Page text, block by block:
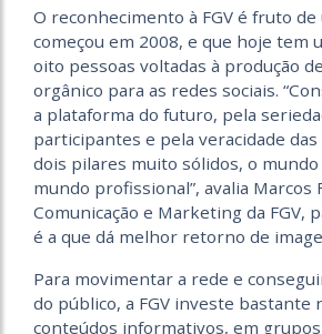
O reconhecimento à FGV é fruto de
começou em 2008, e que hoje tem
oito pessoas voltadas à produção
orgânico para as redes sociais.
a plataforma do futuro, pela
participantes e pela veracidade
dois pilares muito sólidos, o mundo
mundo profissional”, avalia Marcos
Comunicação e Marketing da FGV,
é a que dá melhor retorno de
Para movimentar a rede e
do público, a FGV investe bastante
conteúdos informativos, em grupos